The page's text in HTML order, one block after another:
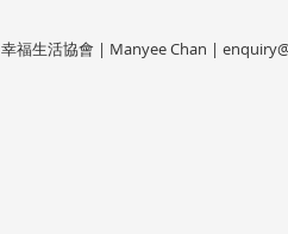
幸福生活協會 | Manyee Chan |